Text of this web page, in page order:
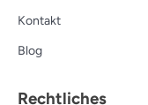
Kontakt
Blog
Rechtliches